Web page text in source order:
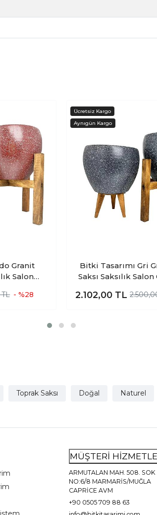
Granit
Salon
- %28
Bitki Tasarımı Gri
Saksı Saksılık
2.102,00 TL
Toprak Saksı Doğal Naturel
MÜŞTERİ
ARMUTALAN MAH. 508. SOK
NO:6/8 MARMARİS/MUĞLA
CAPRİCE AVM
+90 0505 709 88 63